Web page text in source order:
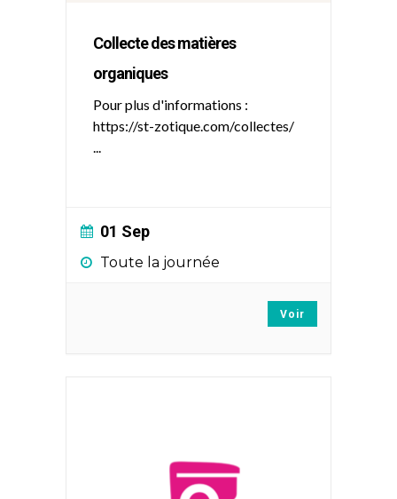
Collecte des matières
organiques
Pour plus d'informations :
https://st-zotique.com/collectes/
...
01 Sep
Toute la journée
Voir